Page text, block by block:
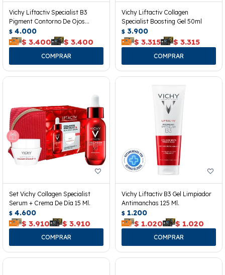
Vichy Liftactiv Specialist B3
Pigment Contorno De Ojos
Spf50+
$ 4.000
$ 3.400 $ 3.400
Vichy Liftactiv Collagen
Specialist Boosting Gel 50ml
$ 3.900
$ 3.315 $ 3.315
Set Vichy Collagen Specialist
Serum + Crema De Día 15 Ml.
$ 4.600
$ 3.910 $ 3.910
Vichy Liftactiv B3 Gel Limpiador
Antimanchas 125 Ml.
$ 1.200
$ 1.020 $ 1.020